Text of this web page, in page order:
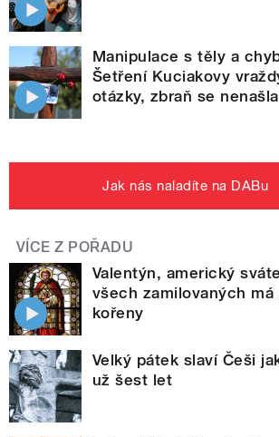
Manipulace s těly a
Šetření Kuciakovy
otázky, zbraň se nenašla
Jak nás naladíte na DABu
VÍCE Z POŘADU
Valentýn, americký
všech zamilovaných má
kořeny
Velký pátek slaví Češi
už šest let